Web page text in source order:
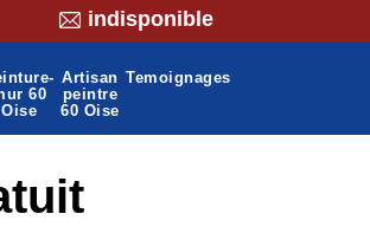
indisponible
60
Oise
Artisan
peintre
60 Oise
Temoignages